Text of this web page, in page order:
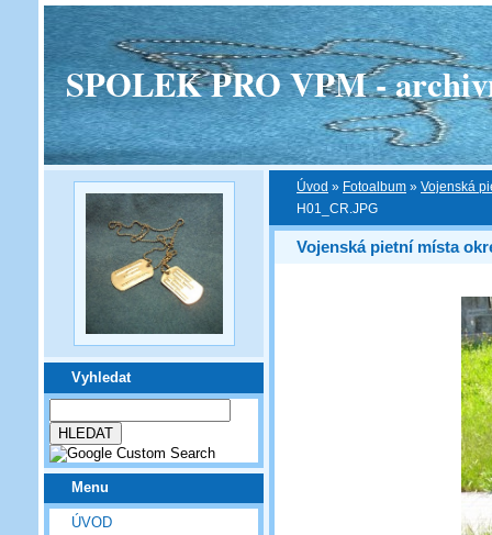
SPOLEK PRO VPM -
Vyhledat
Menu
ÚVOD
Úvod » Fotoalbum » Vojenská
H01_CR.JPG
Vojenská pietní místa